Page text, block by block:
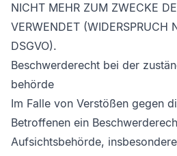
NICHT MEHR ZUM ZWECKE
VERWENDET (WIDERSPRUCH
DSGVO).
Beschwerde­recht bei der
behörde
Im Falle von Verstößen gegen
Betroffenen ein
Aufsichtsbehörde,